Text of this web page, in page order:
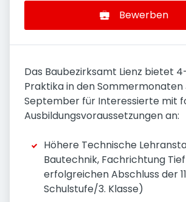
Bewerben
Das Baubezirksamt Lienz bietet
Praktika in den Sommermonaten
September für Interessierte mit
Ausbildungsvoraussetzungen an:
Höhere Technische
Bautechnik, Fachrichtung
erfolgreichen Abschluss der
Schulstufe/3. Klasse)